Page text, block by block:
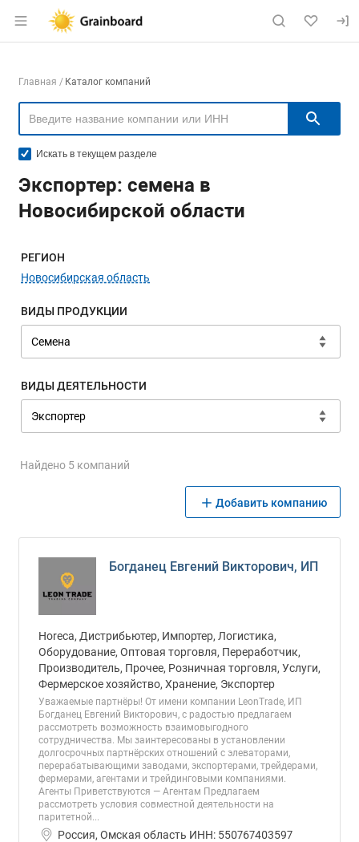
Раздел навигации по сайту
Навигация по компаниям
Главная Каталог компаний
Искать в текущем разделе
Экспортер: семена в
Новосибирской области
Меню навигации
РЕГИОН
Новосибирская область
ВИДЫ ПРОДУКЦИИ
ВИДЫ ДЕЯТЕЛЬНОСТИ
Найдено 5 компаний
Добавить компанию
Богданец Евгений Викторович, ИП
Horeca, Дистрибьютер, Импортер, Логистика,
Оборудование, Оптовая торговля, Переработчик,
Производитель, Прочее, Розничная торговля, Услуги,
Фермерское хозяйство, Хранение, Экспортер
Уважаемые партнёры! От имени компании LeonTrade, ИП
Богданец Евгений Викторович, с радостью предлагаем
рассмотреть возможность взаимовыгодного
сотрудничества. Мы заинтересованы в установлении
долгосрочных партнёрских отношений с элеваторами,
перерабатывающими заводами, экспортерами, трейдерами,
фермерами, агентами и трейдинговыми компаниями.
Агенты Приветствуются — Агентам Предлагаем
рассмотреть условия совместной деятельности на
паритетной...
Россия, Омская область ИНН: 550767403597